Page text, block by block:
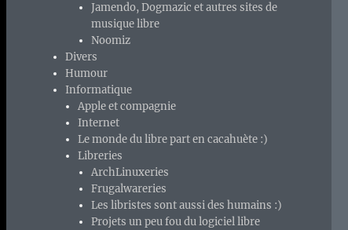
Jamendo, Dogmazic et autres sites de
musique libre
Noomiz
Divers
Humour
Informatique
Apple et compagnie
Internet
Le monde du libre part en cacahuète :)
Libreries
ArchLinuxeries
Frugalwareries
Les libristes sont aussi des humains :)
Projets un peu fou du logiciel libre